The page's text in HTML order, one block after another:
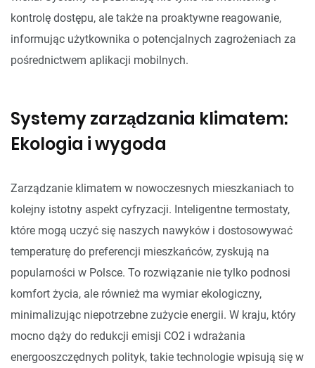
kontrolę dostępu, ale także na proaktywne reagowanie,
informując użytkownika o potencjalnych zagrożeniach za
pośrednictwem aplikacji mobilnych.
Systemy zarządzania klimatem:
Ekologia i wygoda
Zarządzanie klimatem w nowoczesnych mieszkaniach to
kolejny istotny aspekt cyfryzacji. Inteligentne termostaty,
które mogą uczyć się naszych nawyków i dostosowywać
temperaturę do preferencji mieszkańców, zyskują na
popularności w Polsce. To rozwiązanie nie tylko podnosi
komfort życia, ale również ma wymiar ekologiczny,
minimalizując niepotrzebne zużycie energii. W kraju, który
mocno dąży do redukcji emisji CO2 i wdrażania
energooszczędnych polityk, takie technologie wpisują się w